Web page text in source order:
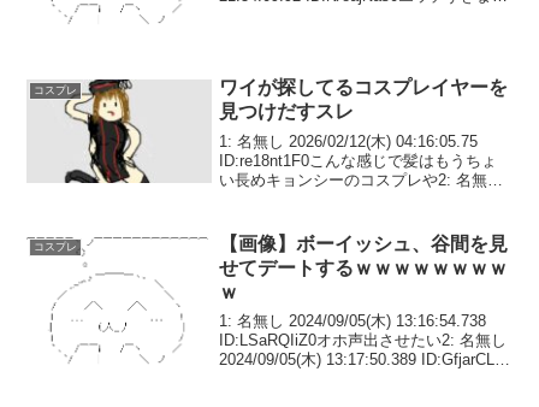
コスプレ
ワイが探してるコスプレイヤーを
見つけだすスレ
1: 名無し 2026/02/12(木) 04:16:05.75
ID:re18nt1F0こんな感じで髪はもうちょ
い長めキョンシーのコスプレや2: 名無し
コスプレ
【画像】ボーイッシュ、谷間を見
せてデートするｗｗｗｗｗｗｗｗ
ｗ
1: 名無し 2024/09/05(木) 13:16:54.738
ID:LSaRQIiZ0オホ声出させたい2: 名無し
2024/09/05(木) 13:17:50.389 ID:GfjarCL20